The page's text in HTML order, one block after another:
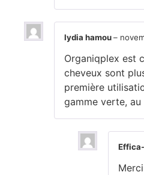
lydia hamou–
Organiqplex est
cheveux sont
première
gamme verte, au